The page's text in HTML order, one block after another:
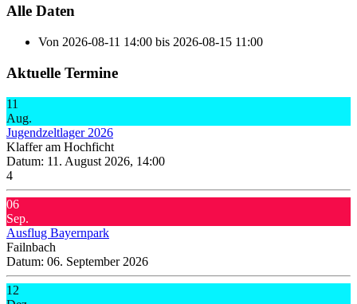
Alle Daten
Von 2026-08-11 14:00 bis 2026-08-15 11:00
Aktuelle Termine
11
Aug.
Jugendzeltlager 2026
Klaffer am Hochficht
Datum: 11. August 2026, 14:00
4
06
Sep.
Ausflug Bayernpark
Failnbach
Datum: 06. September 2026
12